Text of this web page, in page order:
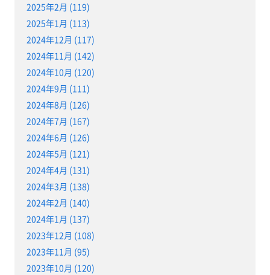
2025年2月 (119)
2025年1月 (113)
2024年12月 (117)
2024年11月 (142)
2024年10月 (120)
2024年9月 (111)
2024年8月 (126)
2024年7月 (167)
2024年6月 (126)
2024年5月 (121)
2024年4月 (131)
2024年3月 (138)
2024年2月 (140)
2024年1月 (137)
2023年12月 (108)
2023年11月 (95)
2023年10月 (120)